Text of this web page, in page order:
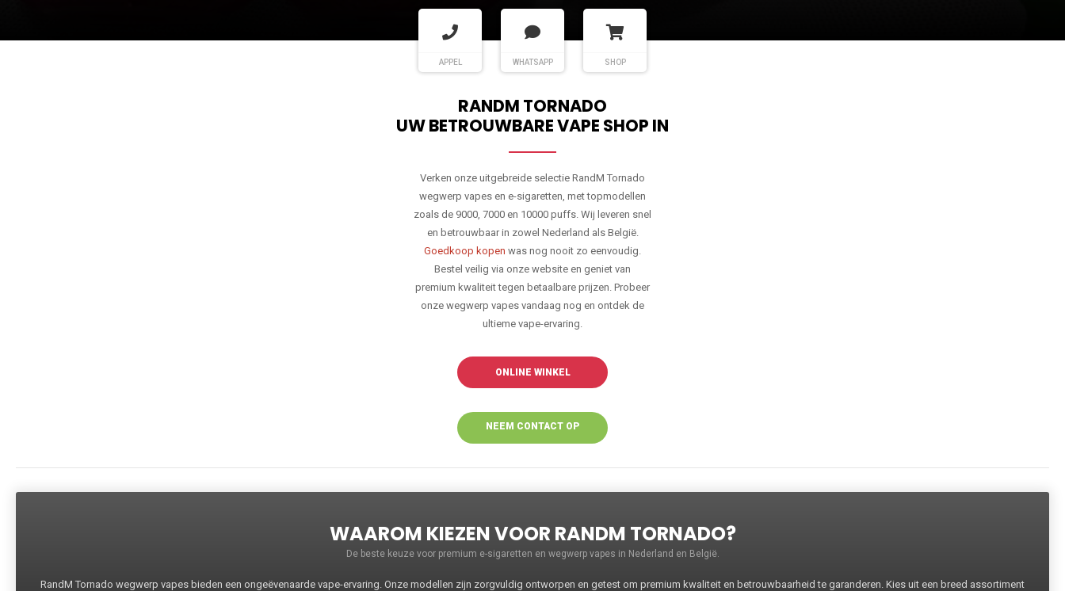
APPEL WHATSAPP SHOP
RANDM TORNADO
UW BETROUWBARE VAPE SHOP IN
Verken onze uitgebreide selectie RandM Tornado
wegwerp vapes en e-sigaretten, met topmodellen
zoals de 9000, 7000 en 10000 puffs. Wij leveren snel
en betrouwbaar in zowel Nederland als België.
Goedkoop kopen was nog nooit zo eenvoudig.
Bestel veilig via onze website en geniet van
premium kwaliteit tegen betaalbare prijzen. Probeer
onze wegwerp vapes vandaag nog en ontdek de
ultieme vape-ervaring.
ONLINE WINKEL
NEEM CONTACT OP
WAAROM KIEZEN VOOR RANDM TORNADO?
De beste keuze voor premium e-sigaretten en wegwerp vapes in Nederland en België.
RandM Tornado wegwerp vapes bieden een ongeëvenaarde vape-ervaring. Onze modellen zijn zorgvuldig ontworpen en getest om premium kwaliteit en betrouwbaarheid te garanderen. Kies uit een breed assortiment